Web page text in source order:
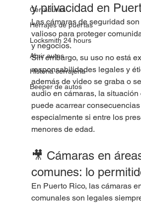
Cerraduras
Herrajes de puertas
Locksmith 24 hours
Abrir autos
Historia cerrajeria
Beeper de autos
y privacidad en
Las cámaras de seguridad
valioso para proteger
y negocios.
Sin embargo, su uso no está
responsabilidades legales y
además de video se graba o
audio en cámaras, la situación
puede acarrear
especialmente si entre los
menores de edad.
🎥 Cámaras en
comunes: lo
En Puerto Rico, las cámaras
comunales son legales